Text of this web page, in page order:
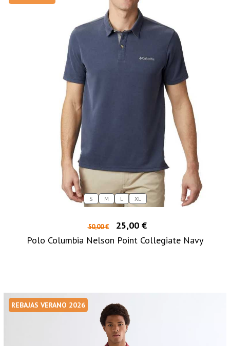
S M L XL
50,00 €
25,00 €
Polo Columbia Nelson Point Collegiate Navy
REBAJAS VERANO 2026